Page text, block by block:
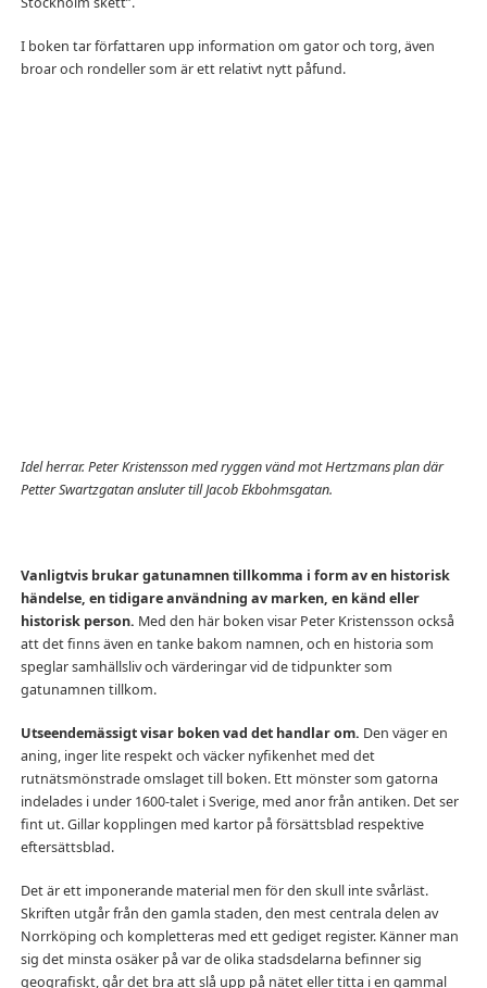
I boken tar författaren upp information om gator och torg, även
broar och rondeller som är ett relativt nytt påfund.
Idel herrar. Peter Kristensson med ryggen vänd mot Hertzmans plan där
Petter Swartzgatan ansluter till Jacob Ekbohmsgatan.
Vanligtvis brukar gatunamnen tillkomma i form av en historisk
händelse, en tidigare användning av marken, en känd eller
historisk person. Med den här boken visar Peter Kristensson också
att det finns även en tanke bakom namnen, och en historia som
speglar samhällsliv och värderingar vid de tidpunkter som
gatunamnen tillkom.
Utseendemässigt visar boken vad det handlar om. Den väger en
aning, inger lite respekt och väcker nyfikenhet med det
rutnätsmönstrade omslaget till boken. Ett mönster som gatorna
indelades i under 1600-talet i Sverige, med anor från antiken. Det ser
fint ut. Gillar kopplingen med kartor på försättsblad respektive
eftersättsblad.
Det är ett imponerande material men för den skull inte svårläst.
Skriften utgår från den gamla staden, den mest centrala delen av
Norrköping och kompletteras med ett gediget register. Känner man
sig det minsta osäker på var de olika stadsdelarna befinner sig
geografiskt, går det bra att slå upp på nätet eller titta i en gammal